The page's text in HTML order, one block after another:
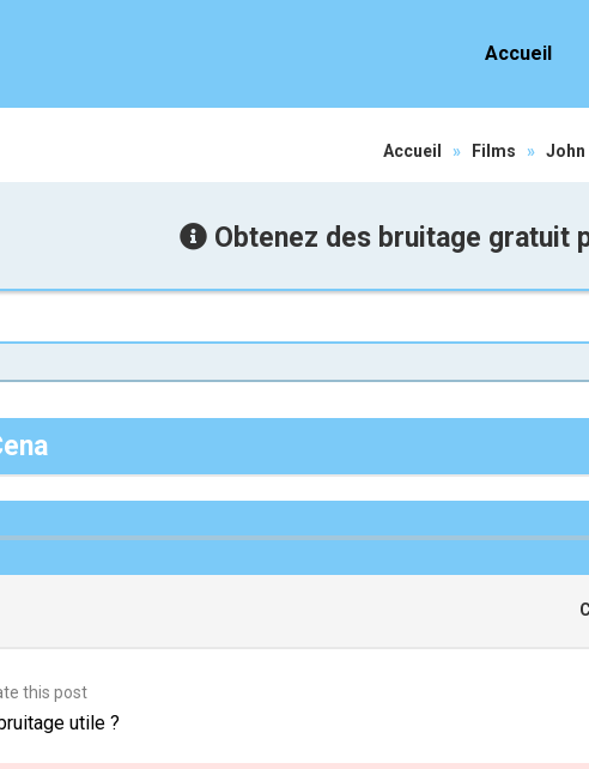
Accueil
Accueil » Films » John
Obtenez des bruitage gratuit
this post
utile ?